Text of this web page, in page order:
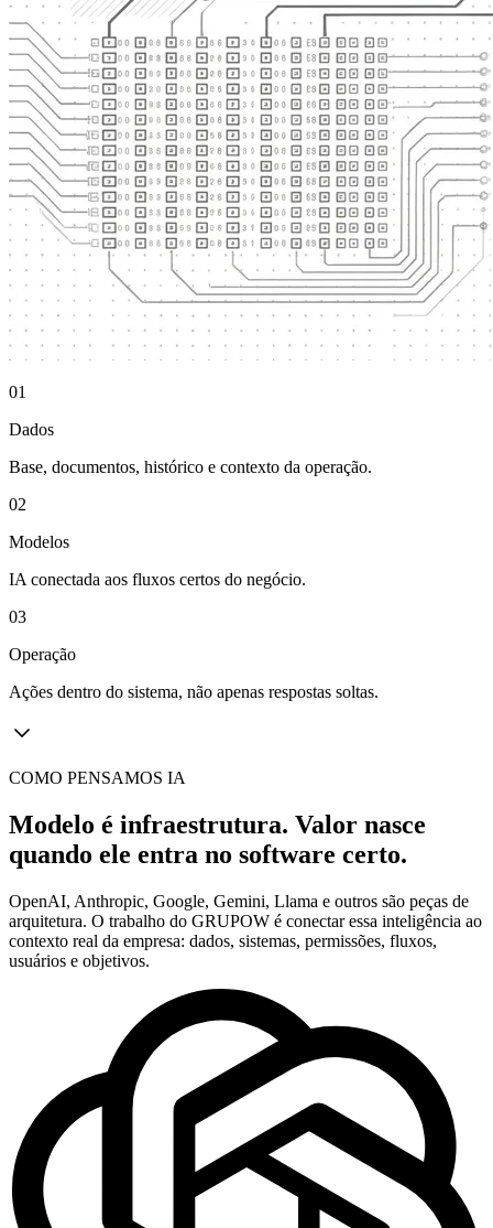
01
Dados
Base, documentos, histórico e contexto da operação.
02
Modelos
IA conectada aos fluxos certos do negócio.
03
Operação
Ações dentro do sistema, não apenas respostas soltas.
COMO PENSAMOS IA
Modelo é infraestrutura. Valor nasce
quando ele entra no software certo.
OpenAI, Anthropic, Google, Gemini, Llama e outros são peças de
arquitetura. O trabalho do GRUPOW é conectar essa inteligência ao
contexto real da empresa: dados, sistemas, permissões, fluxos,
usuários e objetivos.